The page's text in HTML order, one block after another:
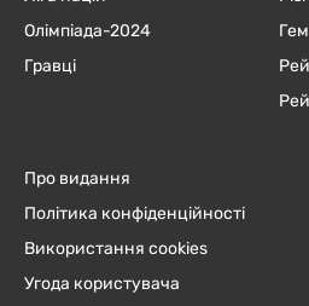
Олімпіада-2024
Гравці
Про видання
Політика конфіденційності
Використання cookies
Угода користувача